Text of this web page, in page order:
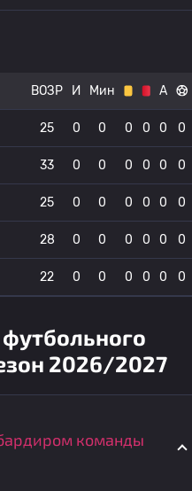
ВОЗР И Мин А
25 0 0 0 0 0 0
33 0 0 0 0 0 0
25 0 0 0 0 0 0
28 0 0 0 0 0 0
22 0 0 0 0 0 0
2026/2027
команды